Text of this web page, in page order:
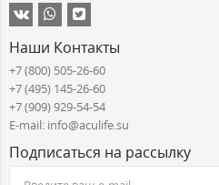
Наши Контакты
+7 (800) 505-26-60
+7 (495) 145-26-60
+7 (909) 929-54-54
E-mail: info@aculife.su
Подписаться на рассылку